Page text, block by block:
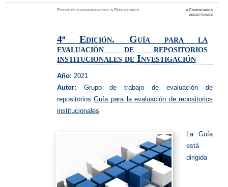
Postedbyclarisamariaperez in Repositorios ≈Comentarios
desactivadosen
4ª Edición. Guía para la
evaluación de repositorios
institucionales de Investigación
Año: 2021
Autor: Grupo de trabajo de evaluación de
repositoriosGuía para la evaluación de repositorios
institucionales
La Guía
está
dirigida